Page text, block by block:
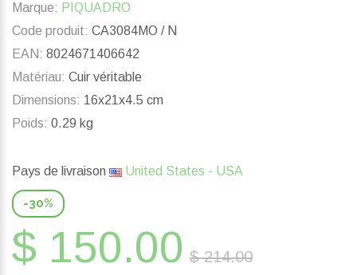
Marque: PIQUADRO
Code produit: CA3084MO / N
EAN: 8024671406642
Matériau: Cuir véritable
Dimensions: 16x21x4.5 cm
Poids: 0.29 kg
Pays de livraison United States - USA
-30%
$ 150.00 $ 214.00